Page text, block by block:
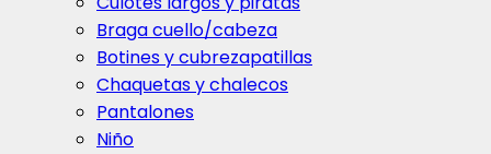
Braga cuello/cabeza
Botines y cubrezapatillas
Chaquetas y chalecos
Pantalones
Niño